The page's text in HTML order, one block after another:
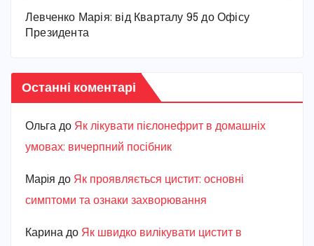
Левченко Марія: від Кварталу 95 до Офісу
Президента
Останні коментарі
Ольга до Як лікувати пієлонефрит в домашніх
умовах: вичерпний посібник
Марiя до Як проявляється цистит: основні
симптоми та ознаки захворювання
Карина до Як швидко вилікувати цистит в